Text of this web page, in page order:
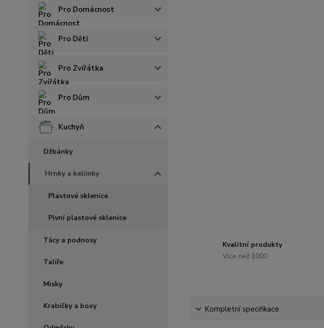
Pro Domácnost
Pro Děti
Pro Zvířátka
Pro Dům
Kuchyň
Džbánky
Hrnky a kelímky
Plastové sklenice
Pivní plastové sklenice
Tácy a podnosy
Talíře
Misky
Krabičky a boxy
Kvalitní produkty
Více než 1000
Kompletní specifikace